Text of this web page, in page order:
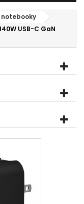
USB-C GaN